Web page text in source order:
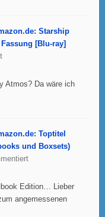
Starship
[Blu-ray]
Atmos? Da wäre ich
Toptitel
und Boxsets)
Edition… Lieber
angemessenen